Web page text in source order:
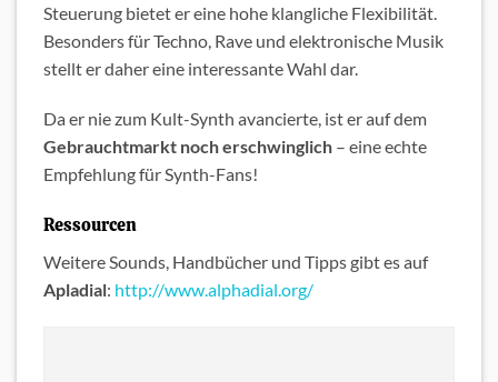
Steuerung bietet er eine hohe klangliche Flexibilität.
Besonders für Techno, Rave und elektronische Musik
stellt er daher eine interessante Wahl dar.
Da er nie zum Kult-Synth avancierte, ist er auf dem
Gebrauchtmarkt noch erschwinglich – eine echte
Empfehlung für Synth-Fans!
Ressourcen
Weitere Sounds, Handbücher und Tipps gibt es auf
Apladial: http://www.alphadial.org/